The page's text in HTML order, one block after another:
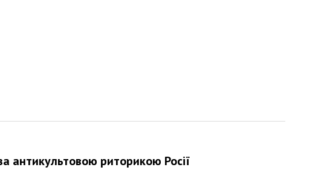
антикультовою риторикою Росії